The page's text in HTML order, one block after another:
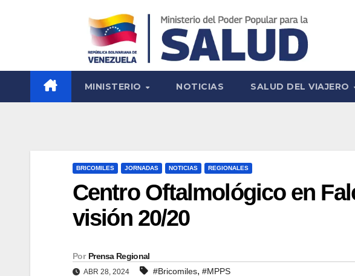
MINISTERIO NOTICIAS SALUD DEL VIAJERO
BRICOMILES JORNADAS NOTICIAS REGIONALES
Centro Oftalmológico en
visión 20/20
Por Prensa Regional
ABR 28, 2024 #Bricomiles, #MPPS